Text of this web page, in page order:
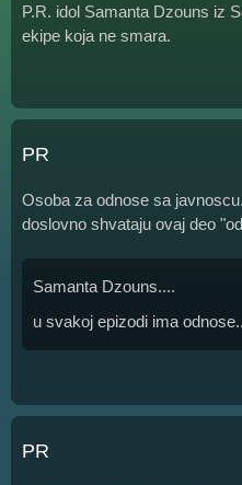
P.R. idol Samanta Dzouns iz
ekipe koja ne smara.
PR
Osoba za odnose sa
doslovno shvataju ovaj deo
Samanta Dzouns....
u svakoj epizodi ima
PR